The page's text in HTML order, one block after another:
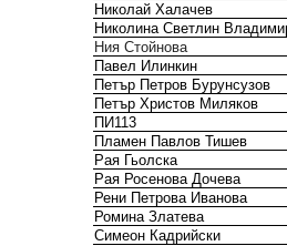
Николай Халачев
Николина Светлин
Ния Стойнова
Павел Илинкин
Петър Петров Бурунсузов
Петър Христов Миляков
ПИ113
Пламен Павлов Тишев
Рая Гьолска
Рая Росенова Дочева
Рени Петрова Иванова
Ромина Златева
Симеон Кадрийски